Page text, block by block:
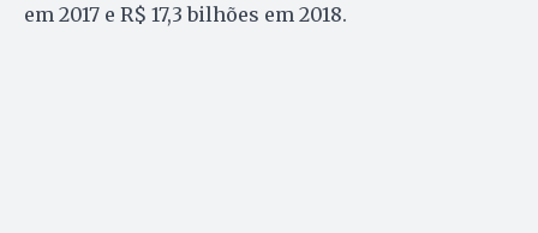
em 2017 e R$ 17,3 bilhões em 2018.